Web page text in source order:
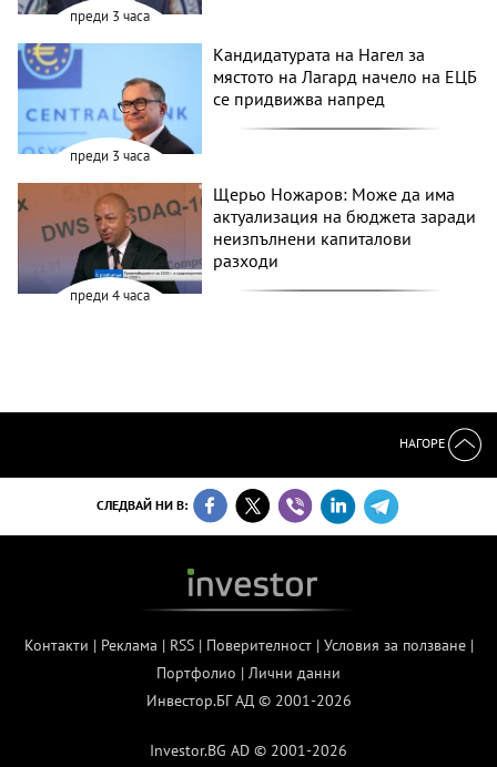
преди 3 часа
преди 3 часа
Кандидатурата на Нагел за
мястото на Лагард начело на ЕЦБ
се придвижва напред
преди 4 часа
Щерьо Ножаров: Може да има
актуализация на бюджета заради
неизпълнени капиталови
разходи
НАГОРЕ
СЛЕДВАЙ НИ В:
Контакти | Реклама | RSS| Поверителност| Условия за ползване|
Портфолио | Лични данни
Инвестор.БГ АД © 2001-2026
Investor.BG AD © 2001-2026